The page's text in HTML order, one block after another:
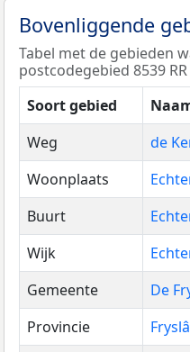
Bovenliggende
Tabel met de gebieden
postcodegebied 8539
Soort gebied
Weg
de
Woonplaats
Buurt
Wijk
Gemeente
De
Provincie